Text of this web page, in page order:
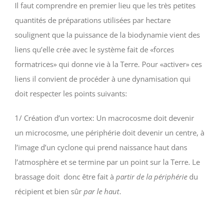
Il faut comprendre en premier lieu que les très petites
quantités de préparations utilisées par hectare
soulignent que la puissance de la biodynamie vient des
liens qu’elle crée avec le système fait de «forces
formatrices» qui donne vie à la Terre. Pour «activer» ces
liens il convient de procéder à une dynamisation qui
doit respecter les points suivants:
1/ Création d’un vortex: Un macrocosme doit devenir
un microcosme, une périphérie doit devenir un centre, à
l’image d’un cyclone qui prend naissance haut dans
l’atmosphère et se termine par un point sur la Terre. Le
brassage doit donc être fait à partir de la périphérie du
récipient et bien sûr par le haut.